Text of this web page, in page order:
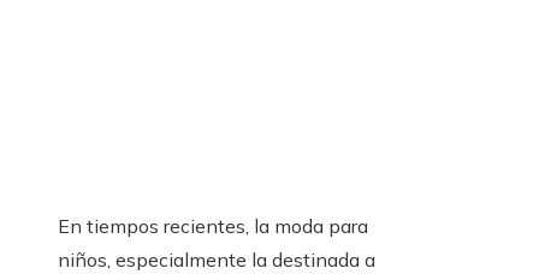
En tiempos recientes, la moda para
niños, especialmente la destinada a